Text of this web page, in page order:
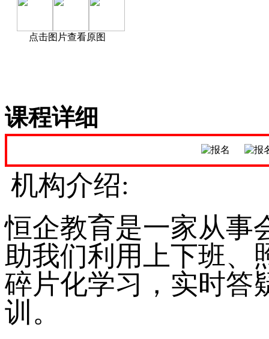
点击图片查看原图
课程详细
机构介绍:
恒企教育是一家从事
助我们利用上下班、
碎片化学习，实时答
训。